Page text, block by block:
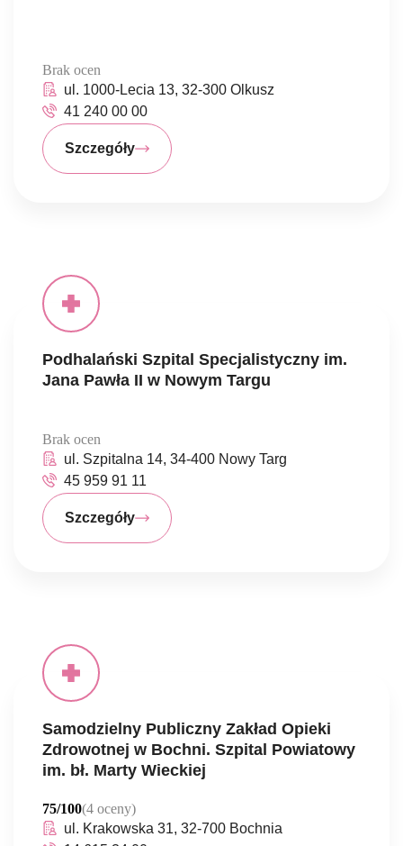
Brak ocen
ul. 1000-Lecia 13, 32-300 Olkusz
41 240 00 00
Szczegóły
Podhalański Szpital Specjalistyczny im.
Jana Pawła II w Nowym Targu
Brak ocen
ul. Szpitalna 14, 34-400 Nowy Targ
45 959 91 11
Szczegóły
Samodzielny Publiczny Zakład Opieki
Zdrowotnej w Bochni. Szpital Powiatowy
im. bł. Marty Wieckiej
75/100(4 oceny)
ul. Krakowska 31, 32-700 Bochnia